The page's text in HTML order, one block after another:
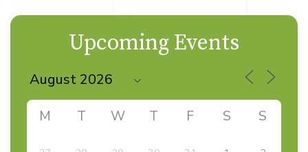
Upcoming Events
M T W T F S S